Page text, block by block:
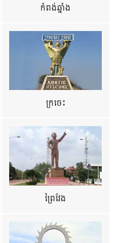
កំពង់ឆ្នាំង
ក្រចេះ
ព្រៃវែង